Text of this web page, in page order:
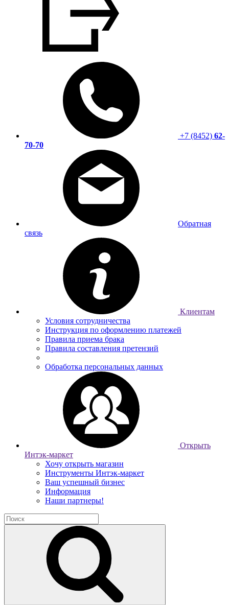
+7 (8452) 62-
70-70
Обратная
связь
Клиентам
Условия сотрудничества
Инструкция по оформлению платежей
Правила приема брака
Правила составления претензий
Обработка персональных данных
Открыть
Интэк-маркет
Хочу открыть магазин
Инструменты Интэк-маркет
Ваш успешный бизнес
Информация
Наши партнеры!